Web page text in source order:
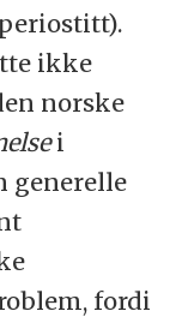
ikke
norske
i
generelle
fordi